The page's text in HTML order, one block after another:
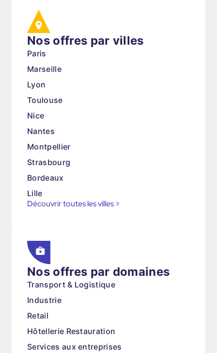
Nos offres par villes
Paris
Marseille
Lyon
Toulouse
Nice
Nantes
Montpellier
Strasbourg
Bordeaux
Lille
Découvrir toutes les villes >
Nos offres par domaines
Transport & Logistique
Industrie
Retail
Hôtellerie Restauration
Services aux entreprises